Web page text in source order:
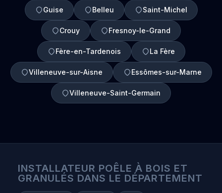
Guise Belleu Saint-Michel
Crouy Fresnoy-le-Grand
Fère-en-Tardenois La Fère
Villeneuve-sur-Aisne Essômes-sur-Marne
Villeneuve-Saint-Germain
INSTALLATEUR POÊLE À BOIS ET
GRANULÉS DANS LE DÉPARTEMENT